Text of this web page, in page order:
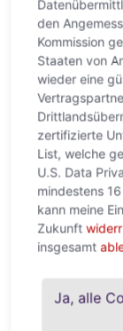
rasant zu
Weiterlesen »
deutlich
den
Kommission
Staaten von
wieder eine
zertifizierte
List, welche
U.S. Data
mindestens
kann meine
Zukunft
insgesamt
Ja, alle